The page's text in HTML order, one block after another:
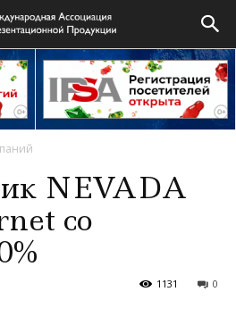
NEVADA
со
0
1131